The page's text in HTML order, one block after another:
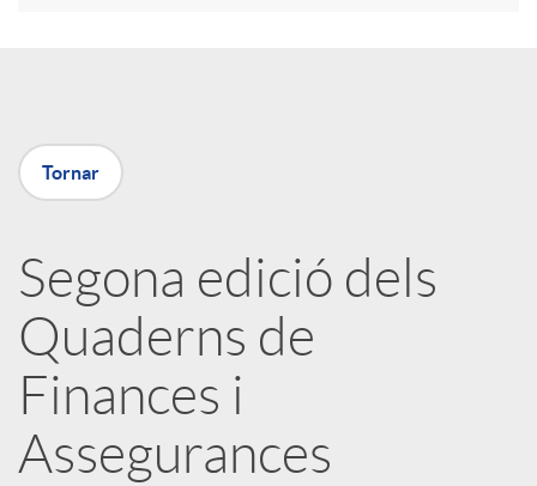
X
r
x
e
Tornar
Segona edició dels
Quaderns de
Finances i
Assegurances